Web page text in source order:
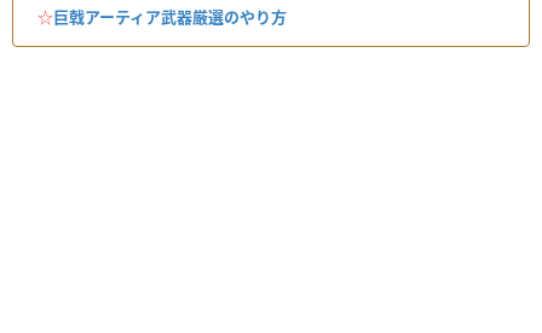
☆巨戟アーティア武器厳選のやり方